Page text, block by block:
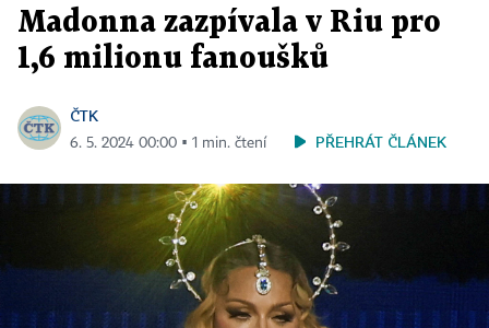
Madonna zazpívala v Riu pro
1,6 milionu fanoušků
ČTK
6. 5. 2024 00:00 ▪ 1 min. čtení PŘEHRÁT ČLÁNEK